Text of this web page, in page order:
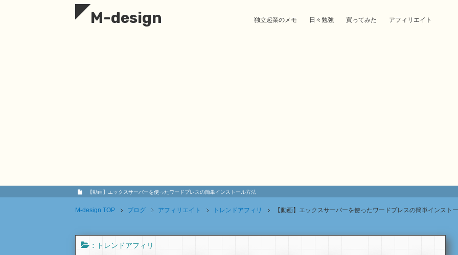
M-design 独立起業のメモ 日々勉強 買ってみた アフィリエイト
【動画】エックスサーバーを使ったワードプレスの簡単インストール方法
M-design TOP ブログ アフィリエイト トレンドアフィリ 【動画】エックスサーバーを使ったワードプレスの簡単インスト
: トレンドアフィリ